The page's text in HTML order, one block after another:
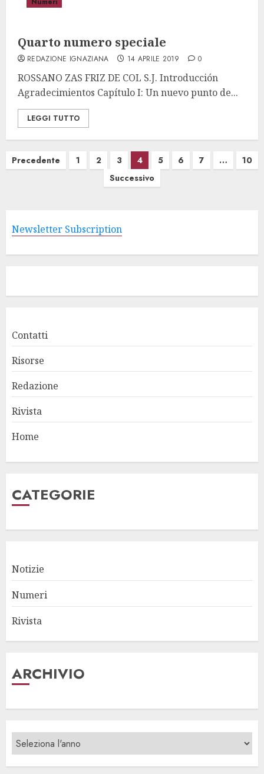
Quarto numero speciale
REDAZIONE IGNAZIANA 14 APRILE 2019 0
ROSSANO ZAS FRIZ DE COL S.J. Introducción
Agradecimientos Capítulo I: Un nuevo punto de...
LEGGI TUTTO
Paginazione
Precedente 1 2 3 4 5 6 7 …
10
Successivo
Newsletter Subscription
Contatti
Risorse
Redazione
Rivista
Home
CATEGORIE
Notizie
Numeri
Rivista
ARCHIVIO